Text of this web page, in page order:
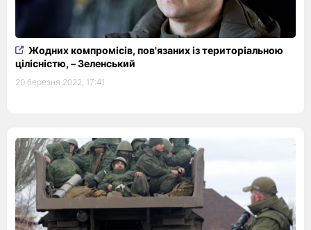
Жодних компромісів, пов'язаних із територіальною
цілісністю, – Зеленський
20 березня 2022, 17:41